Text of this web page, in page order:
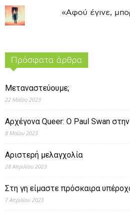
«Αφού έγινε,
Πρόσφατα άρθρα
Μεταναστεύουμε;
22 Μαΐου 2023
Αρχέγονα Queer: O Paul Swan
8 Μαΐου 2023
Αριστερή μελαγχολία
28 Απριλίου 2023
Στη γη είμαστε πρόσκαιρα
7 Απριλίου 2023